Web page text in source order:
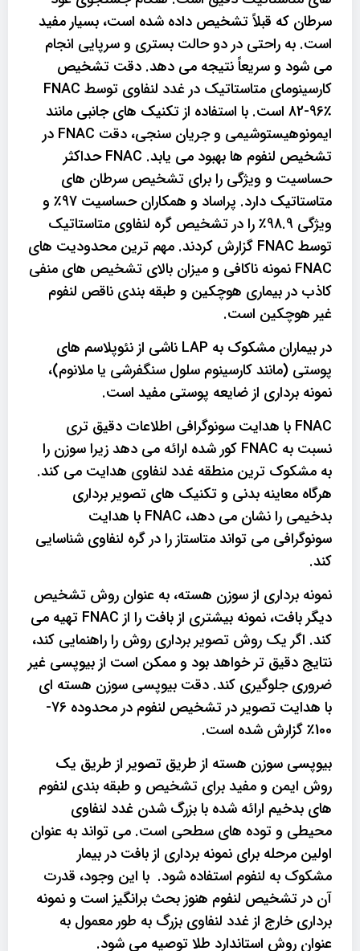
سرطان که قبلاً تشخیص داده شده است، بسیار مفید
است. به راحتی در دو حالت بستری و سرپایی انجام
می شود و سریعاً نتیجه می دهد. دقت تشخیص
کارسینومای متاستاتیک در غدد لنفاوی توسط FNAC
82-96٪ است. با استفاده از تکنیک های جانبی مانند
ایمونوهیستوشیمی و جریان سنجی، دقت FNAC در
تشخیص لنفوم ها بهبود می یابد. FNAC حداکثر
حساسیت و ویژگی را برای تشخیص سرطان های
متاستاتیک دارد. پراساد و همکاران حساسیت 97٪ و
ویژگی 98.9٪ را در تشخیص گره لنفاوی متاستاتیک
توسط FNAC گزارش کردند. مهم ترین محدودیت های
FNAC نمونه ناکافی و میزان بالای تشخیص های منفی
کاذب در بیماری هوچکین و طبقه بندی ناقص لنفوم
غیر هوچکین است.
در بیماران مشکوک به LAP ناشی از نئوپلاسم های
پوستی (مانند کارسینوم سلول سنگفرشی یا ملانوم)،
نمونه برداری از ضایعه پوستی مفید است.
FNAC با هدایت سونوگرافی اطلاعات دقیق تری
نسبت به FNAC کور شده ارائه می دهد زیرا سوزن را
به مشکوک ترین منطقه غدد لنفاوی هدایت می کند.
هرگاه معاینه بدنی و تکنیک های تصویر برداری
بدخیمی را نشان می دهد، FNAC با هدایت
سونوگرافی می تواند متاستاز را در گره لنفاوی شناسایی
کند.
نمونه برداری از سوزن هسته، به عنوان روش تشخیص
دیگر بافت، نمونه بیشتری از بافت را از FNAC تهیه می
کند. اگر یک روش تصویر برداری روش را راهنمایی کند،
نتایج دقیق تر خواهد بود و ممکن است از بیوپسی غیر
ضروری جلوگیری کند. دقت بیوپسی سوزن هسته ای
با هدایت تصویر در تشخیص لنفوم در محدوده 76-
100٪ گزارش شده است.
بیوپسی سوزن هسته از طریق تصویر از طریق یک
روش ایمن و مفید برای تشخیص و طبقه بندی لنفوم
های بدخیم ارائه شده با بزرگ شدن غدد لنفاوی
محیطی و توده های سطحی است. می تواند به عنوان
اولین مرحله برای نمونه برداری از بافت در بیمار
مشکوک به لنفوم استفاده شود. با این وجود، قدرت
آن در تشخیص لنفوم هنوز بحث برانگیز است و نمونه
برداری خارج از غدد لنفاوی بزرگ به طور معمول به
عنوان روش استاندارد طلا توصیه می شود.